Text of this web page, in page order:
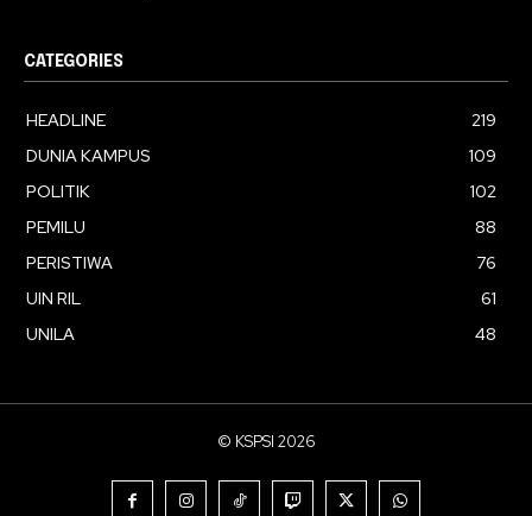
CATEGORIES
HEADLINE
219
DUNIA KAMPUS
109
POLITIK
102
PEMILU
88
PERISTIWA
76
UIN RIL
61
UNILA
48
© KSPSI 2026